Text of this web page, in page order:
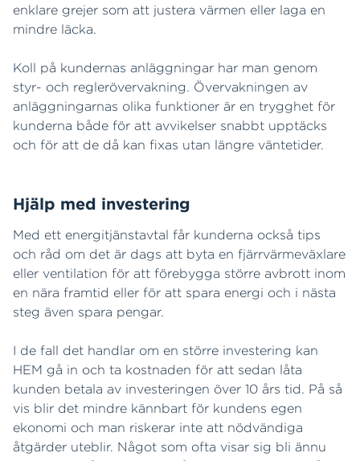
enklare grejer som att justera värmen eller laga en
mindre läcka.
Koll på kundernas anläggningar har man genom
styr- och reglerövervakning. Övervakningen av
anläggningarnas olika funktioner är en trygghet för
kunderna både för att avvikelser snabbt upptäcks
och för att de då kan fixas utan längre väntetider.
Hjälp med investering
Med ett energitjänstavtal får kunderna också tips
och råd om det är dags att byta en fjärrvärmeväxlare
eller ventilation för att förebygga större avbrott inom
en nära framtid eller för att spara energi och i nästa
steg även spara pengar.
I de fall det handlar om en större investering kan
HEM gå in och ta kostnaden för att sedan låta
kunden betala av investeringen över 10 års tid. På så
vis blir det mindre kännbart för kundens egen
ekonomi och man riskerar inte att nödvändiga
åtgärder uteblir. Något som ofta visar sig bli ännu